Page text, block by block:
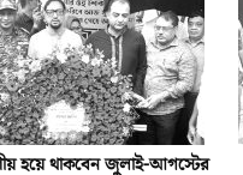
হয়ে থাকবেন জুলাই-আগস্টের